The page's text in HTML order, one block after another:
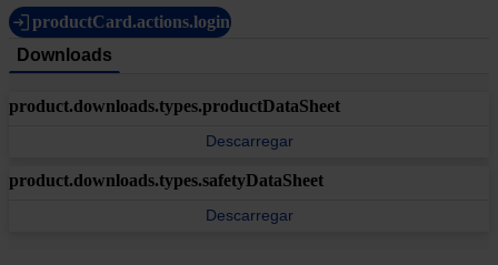
productCard.actions.login
Downloads
product.downloads.types.productDataSheet
Descarregar
product.downloads.types.safetyDataSheet
Descarregar